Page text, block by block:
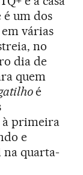
é um dos
várias
no
dia de
quem
é
à primeira
e
na quarta-